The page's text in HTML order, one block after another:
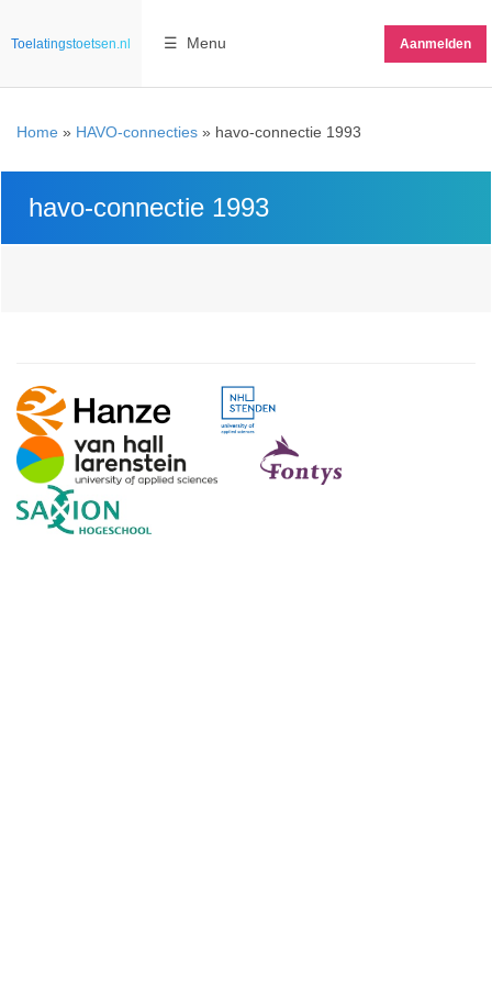
Toelatingstoetsen.nl ☰ Menu Aanmelden
Home » HAVO-connecties » havo-connectie 1993
havo-connectie 1993